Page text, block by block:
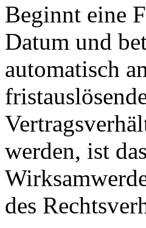
Beginnt eine
Datum und
automatisch
werden, ist
des